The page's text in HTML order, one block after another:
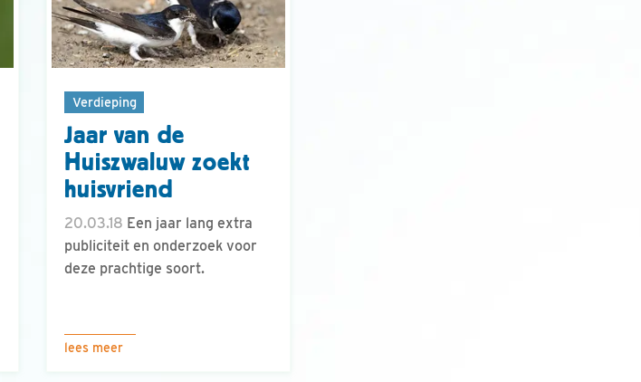
Verdieping
Jaar van de
Huiszwaluw zoekt
huisvriend
20.03.18 Een jaar lang extra
publiciteit en onderzoek voor
deze prachtige soort.
lees meer